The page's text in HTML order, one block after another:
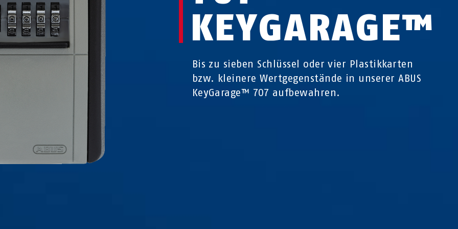
KEYGARAGE™
Bis zu sieben Schlüssel oder vier Plastikkarten
bzw. kleinere Wertgegenstände in unserer ABUS
KeyGarage™ 707 aufbewahren.